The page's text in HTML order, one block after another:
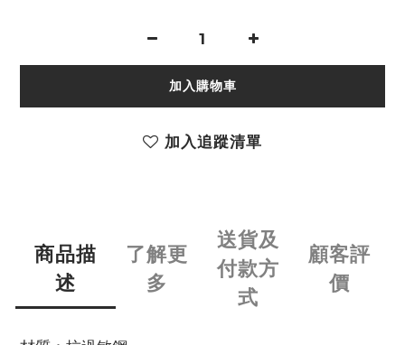
加入購物車
加入追蹤清單
商品描
述
了解更
多
送貨及
付款方
式
顧客評
價